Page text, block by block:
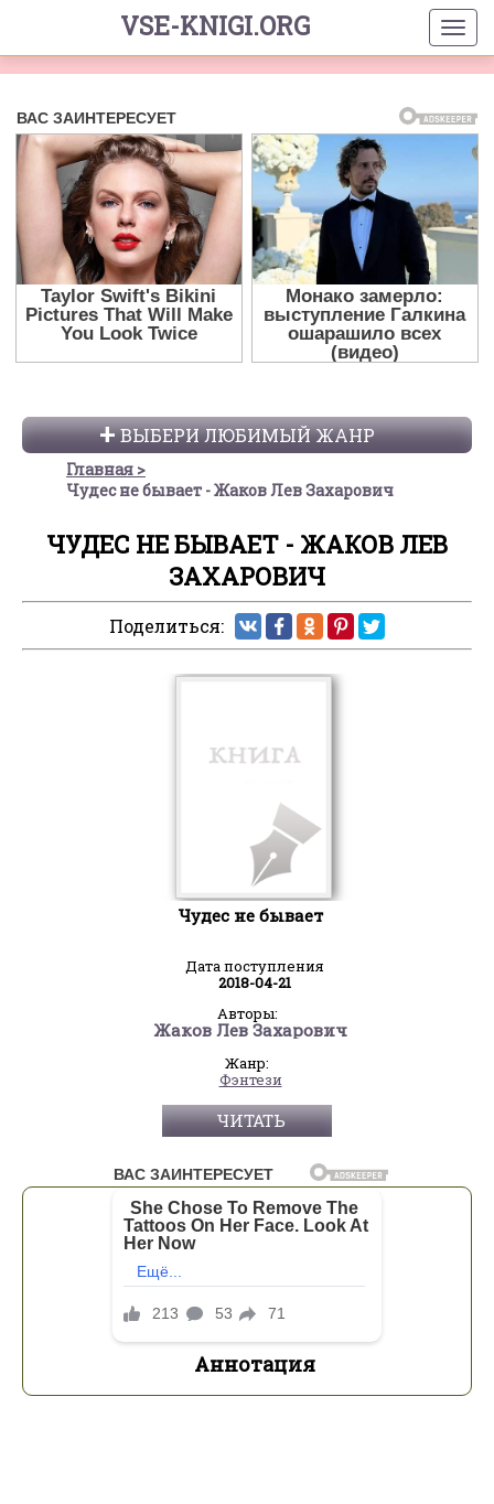
VSE-KNIGI.ORG
ВЫБЕРИ ЛЮБИМЫЙ ЖАНР
Главная
Чудес не бывает - Жаков Лев Захарович
ЧУДЕС НЕ БЫВАЕТ - ЖАКОВ ЛЕВ
ЗАХАРОВИЧ
Поделиться:
Чудес не бывает
Дата поступления
2018-04-21
Авторы:
Жаков Лев Захарович
Жанр:
Фэнтези
ЧИТАТЬ
Аннотация